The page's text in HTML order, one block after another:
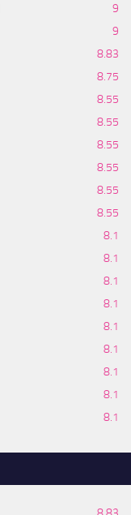
9
9
8.83
8.75
8.55
8.55
8.55
8.55
8.55
8.55
8.1
8.1
8.1
8.1
8.1
8.1
8.1
8.1
8.1